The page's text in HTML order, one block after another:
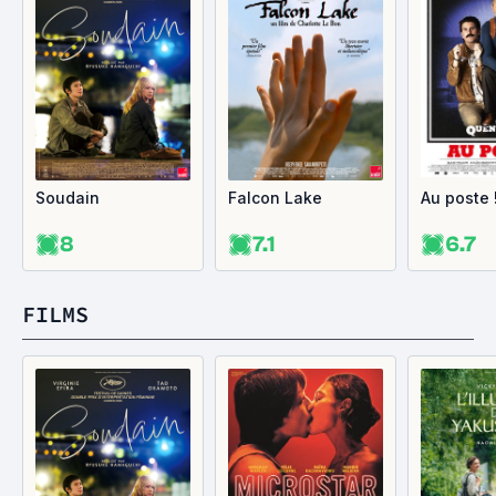
Soudain
8
Falcon Lake
7.1
Au poste
6.7
FILMS